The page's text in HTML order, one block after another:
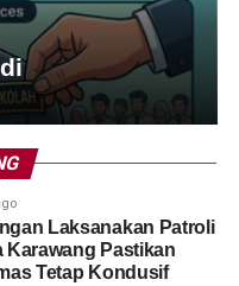
Laksanakan Patroli
Karawang Pastikan
Tetap Kondusif